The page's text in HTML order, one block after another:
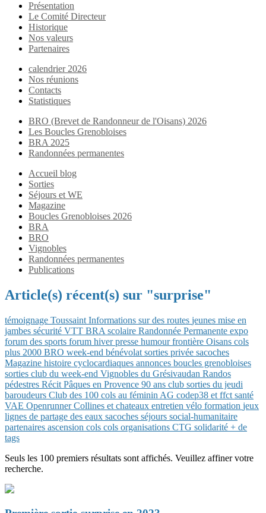
Présentation
Le Comité Directeur
Historique
Nos valeurs
Partenaires
calendrier 2026
Nos réunions
Contacts
Statistiques
BRO (Brevet de Randonneur de l'Oisans) 2026
Les Boucles Grenobloises
BRA 2025
Randonnées permanentes
Accueil blog
Sorties
Séjours et WE
Magazine
Boucles Grenobloises 2026
BRA
BRO
Vignobles
Randonnées permanentes
Publications
Article(s) récent(s) sur "surprise"
témoignage Toussaint Informations sur des routes jeunes mise en
jambes sécurité VTT BRA scolaire Randonnée Permanente expo
forum des sports forum hiverpresse humourfrontière Oisans cols
plus 2000 BRO week-end bénévolat sorties privée sacoches
Magazine histoire cyclocardiaques annonces boucles grenobloises
sorties club du week-end Vignobles du Grésivaudan Randos
pédestres Récit Pâques en Provence 90 ans club sorties du jeudi
baroudeurs Club des 100 cols au féminin AG codep38 et ffct santé
VAE OpenrunnerCollines et chateaux entretien vélo formation jeux
lignes de partage des eaux sacoches séjours social-humanitaire
partenaires ascension cols cols organisations CTG solidarité + de
tags
Seuls les 100 premiers résultats sont affichés. Veuillez affiner votre
recherche.